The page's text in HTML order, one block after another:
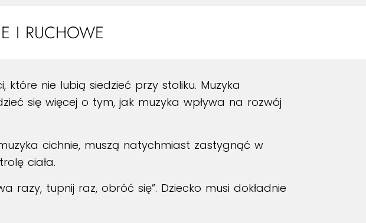
I RUCHOWE
które nie lubią siedzieć przy stoliku. Muzyka
się więcej o tym, jak muzyka wpływa na rozwój
cichnie, muszą natychmiast zastygnąć w
ciała.
razy, tupnij raz, obróć się”. Dziecko musi dokładnie